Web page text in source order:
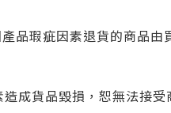
品瑕疵因素退貨的商品由
成貨品毀損，恕無法接受